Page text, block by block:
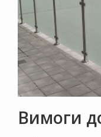
Вимоги